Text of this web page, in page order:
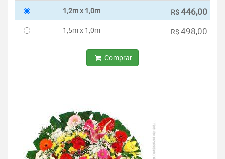
1,2m x 1,0m R$446,00
1,5m x 1,0m R$ 498,00
Comprar